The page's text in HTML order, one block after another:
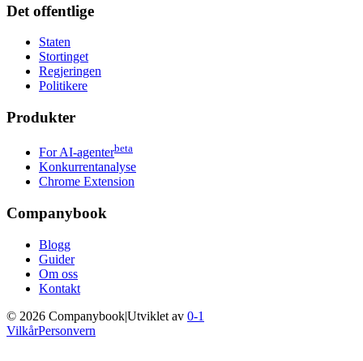
Det offentlige
Staten
Stortinget
Regjeringen
Politikere
Produkter
For AI-agenterbeta
Konkurrentanalyse
Chrome Extension
Companybook
Blogg
Guider
Om oss
Kontakt
© 2026 Companybook|Utviklet av 0-1
VilkårPersonvern